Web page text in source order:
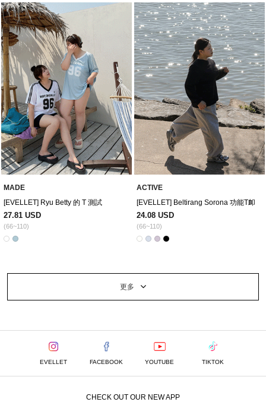
MADE
[EVELLET] Ryu Betty 的 T 測試
27.81 USD
(66~110)
ACTIVE
[EVELLET] Beltirang Sorona 功能T卹
24.08 USD
(66~110)
更多
EVELLET FACEBOOK YOUTUBE TIKTOK
CHECK OUT OUR NEW APP